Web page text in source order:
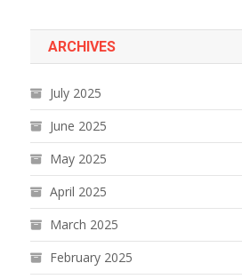
ARCHIVES
July 2025
June 2025
May 2025
April 2025
March 2025
February 2025